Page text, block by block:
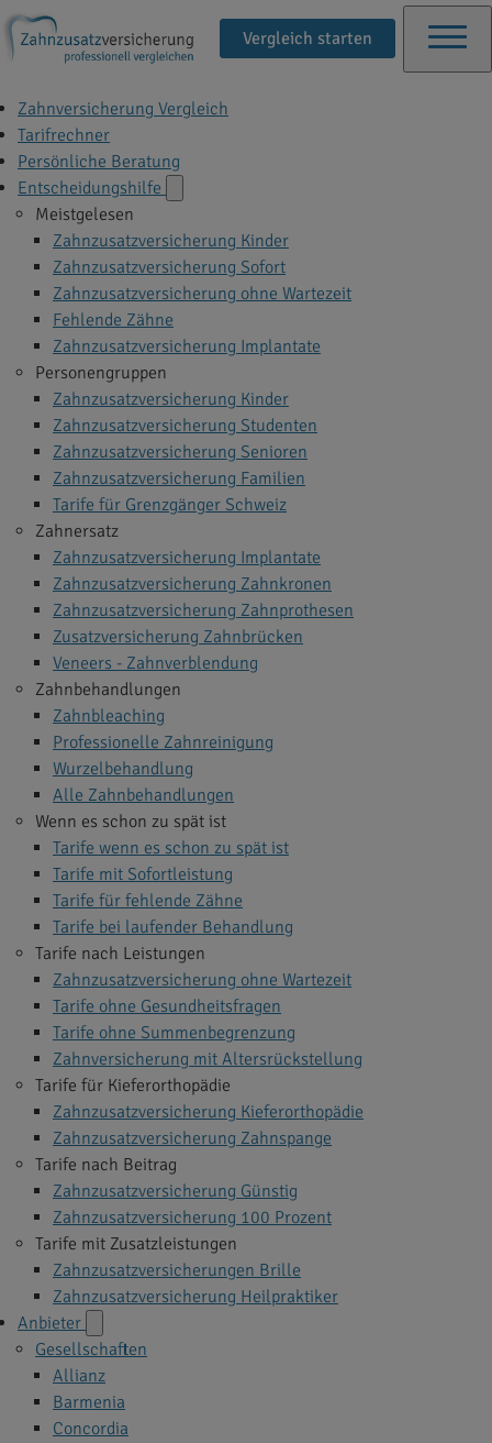
Vergleich starten
Zahnversicherung Vergleich
Tarifrechner
Persönliche Beratung
Entscheidungshilfe
Meistgelesen
Zahnzusatzversicherung Kinder
Zahnzusatzversicherung Sofort
Zahnzusatzversicherung ohne Wartezeit
Fehlende Zähne
Zahnzusatzversicherung Implantate
Personengruppen
Zahnzusatzversicherung Kinder
Zahnzusatzversicherung Studenten
Zahnzusatzversicherung Senioren
Zahnzusatzversicherung Familien
Tarife für Grenzgänger Schweiz
Zahnersatz
Zahnzusatzversicherung Implantate
Zahnzusatzversicherung Zahnkronen
Zahnzusatzversicherung Zahnprothesen
Zusatzversicherung Zahnbrücken
Veneers - Zahnverblendung
Zahnbehandlungen
Zahnbleaching
Professionelle Zahnreinigung
Wurzelbehandlung
Alle Zahnbehandlungen
Wenn es schon zu spät ist
Tarife wenn es schon zu spät ist
Tarife mit Sofortleistung
Tarife für fehlende Zähne
Tarife bei laufender Behandlung
Tarife nach Leistungen
Zahnzusatzversicherung ohne Wartezeit
Tarife ohne Gesundheitsfragen
Tarife ohne Summenbegrenzung
Zahnversicherung mit Altersrückstellung
Tarife für Kieferorthopädie
Zahnzusatzversicherung Kieferorthopädie
Zahnzusatzversicherung Zahnspange
Tarife nach Beitrag
Zahnzusatzversicherung Günstig
Zahnzusatzversicherung 100 Prozent
Tarife mit Zusatzleistungen
Zahnzusatzversicherungen Brille
Zahnzusatzversicherung Heilpraktiker
Anbieter
Gesellschaften
Allianz
Barmenia
Concordia